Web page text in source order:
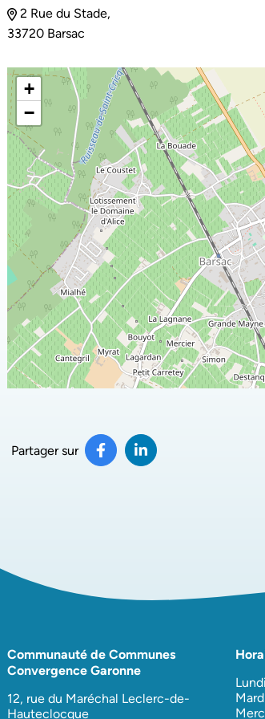
2 Rue du Stade,
33720 Barsac
+
−
Partager sur Partager sur Facebook
(ouverture dans un
Partager sur
(ouverture dans un
Communauté de Communes
Convergence Garonne
12, rue du Maréchal Leclerc-de-
Hauteclocque